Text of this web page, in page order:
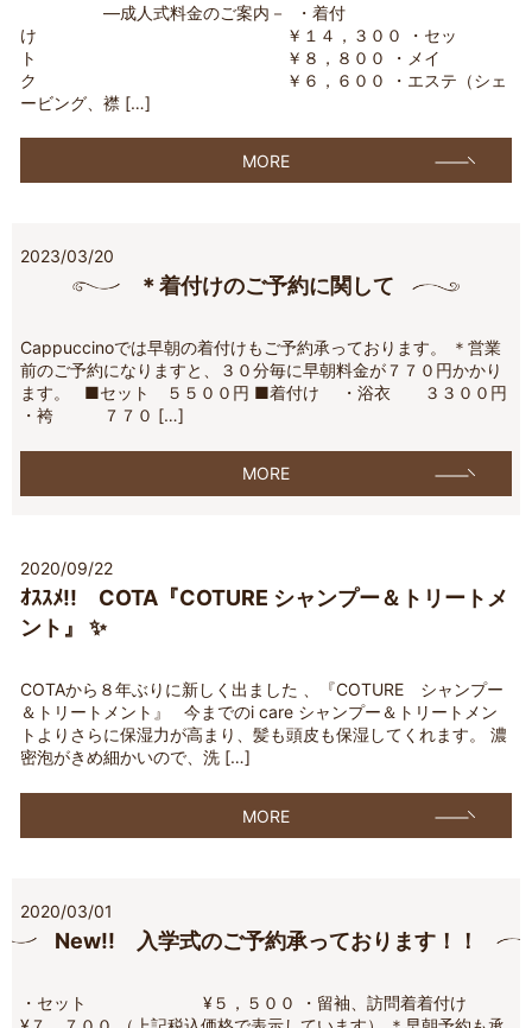
―成人式料金のご案内－ ・着付
け ￥１４，３００ ・セッ
ト ￥８，８００ ・メイ
ク ￥６，６００ ・エステ（シェ
ービング、襟 […]
MORE
2023/03/20
＊着付けのご予約に関して
Cappuccinoでは早朝の着付けもご予約承っております。 ＊営業
前のご予約になりますと、３０分毎に早朝料金が７７０円かかり
ます。 ■セット ５５００円 ■着付け ・浴衣 ３３００円
・袴 ７７０ […]
MORE
2020/09/22
ｵｽｽﾒ!! COTA『COTURE シャンプー＆トリートメ
ント』 ✨
COTAから８年ぶりに新しく出ました 、『COTURE シャンプー
＆トリートメント』 今までのi care シャンプー＆トリートメン
トよりさらに保湿力が高まり、髪も頭皮も保湿してくれます。 濃
密泡がきめ細かいので、洗 […]
MORE
2020/03/01
New!! 入学式のご予約承っております！！
・セット ¥５，５００ ・留袖、訪問着着付け